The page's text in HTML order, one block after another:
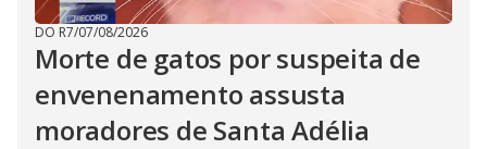
DO R7/07/08/2026
Morte de gatos por suspeita de
envenenamento assusta
moradores de Santa Adélia